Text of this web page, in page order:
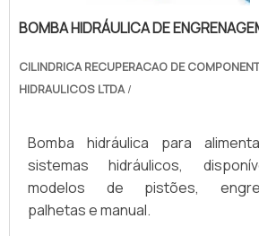
BOMBA HIDRÁULICA DE
CILINDRICA RECUPERACAO DE
HIDRAULICOS LTDA/
Bomba hidráulica para
sistemas hidráulicos,
modelos de pistões,
palhetas e manual.